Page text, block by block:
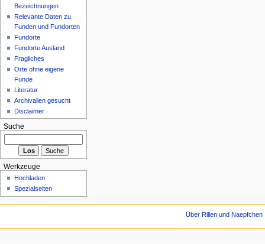
Bezeichnungen
Relevante Daten zu
Funden und Fundorten
Fundorte
Fundorte Ausland
Fragliches
Orte ohne eigene
Funde
Literatur
Archivalien gesucht
Disclaimer
Suche
Werkzeuge
Hochladen
Spezialseiten
Über Rillen und Naepfchen